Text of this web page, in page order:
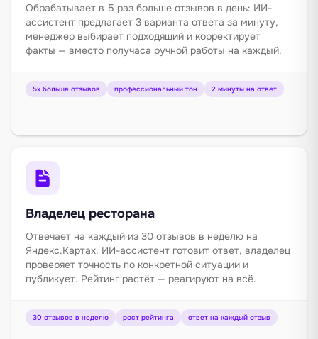
Обрабатывает в 5 раз больше отзывов в день: ИИ-
ассистент предлагает 3 варианта ответа за минуту,
менеджер выбирает подходящий и корректирует
факты — вместо получаса ручной работы на каждый.
5x больше отзывов профессиональный тон 2 минуты на ответ
Владелец ресторана
Отвечает на каждый из 30 отзывов в неделю на
Яндекс.Картах: ИИ-ассистент готовит ответ, владелец
проверяет точность по конкретной ситуации и
публикует. Рейтинг растёт — реагируют на всё.
30 отзывов в неделю рост рейтинга ответ на каждый отзыв